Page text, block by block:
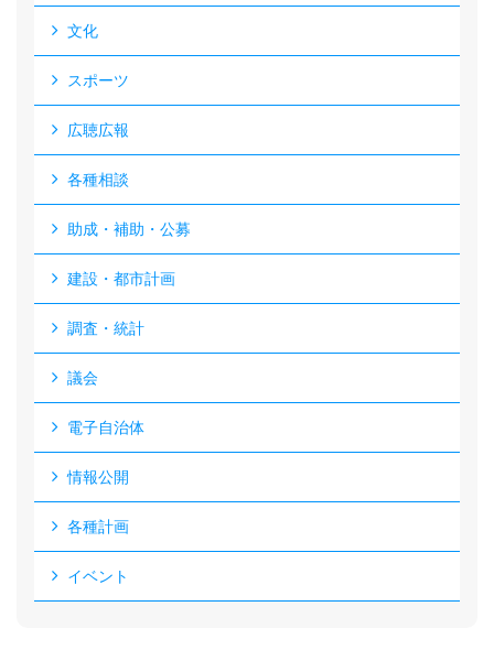
文化
スポーツ
広聴広報
各種相談
助成・補助・公募
建設・都市計画
調査・統計
議会
電子自治体
情報公開
各種計画
イベント